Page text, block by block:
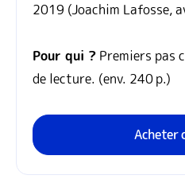
2019 (Joachim Lafosse,
Pour qui ? Premiers pas
de lecture. (env. 240 p.)
Acheter